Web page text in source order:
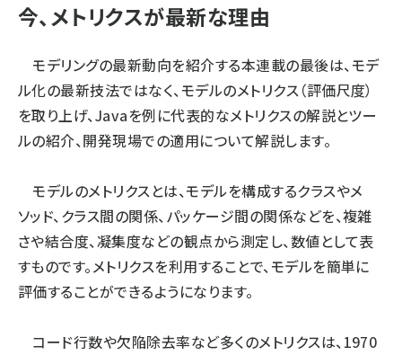
今、メトリクスが最新な理由
モデリングの最新動向を紹介する本連載の最後は、モデ
ル化の最新技法ではなく、モデルのメトリクス（評価尺度）
を取り上げ、Javaを例に代表的なメトリクスの解説とツー
ルの紹介、開発現場での適用について解説します。
モデルのメトリクスとは、モデルを構成するクラスやメ
ソッド、クラス間の関係、パッケージ間の関係などを、複雑
さや結合度、凝集度などの観点から測定し、数値として表
すものです。メトリクスを利用することで、モデルを簡単に
評価することができるようになります。
コード行数や欠陥除去率など多くのメトリクスは、1970